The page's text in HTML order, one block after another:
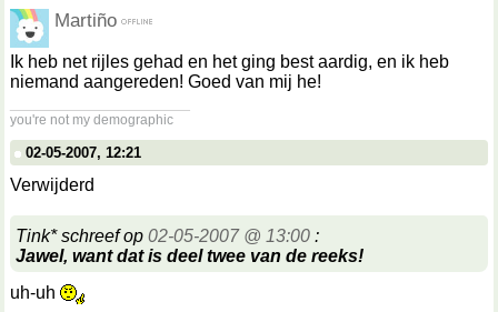
Martiño
Ik heb net rijles gehad en het ging best aardig, en ik heb
niemand aangereden! Goed van mij he!
you're not my demographic
02-05-2007, 12:21
Verwijderd
Tink* schreef op 02-05-2007 @ 13:00 :
Jawel, want dat is deel twee van de reeks!
uh-uh